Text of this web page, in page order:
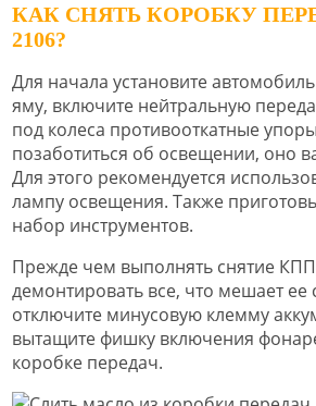
КАК СНЯТЬ КОРОБКУ
2106?
Для начала установите
яму, включите нейтральную
под колеса противооткатные
позаботиться об освещении, оно
Для этого рекомендуется
лампу освещения. Также
набор инструментов.
Прежде чем выполнять снятие
демонтировать все, что мешает ее
отключите минусовую клемму
вытащите фишку включения
коробке передач.